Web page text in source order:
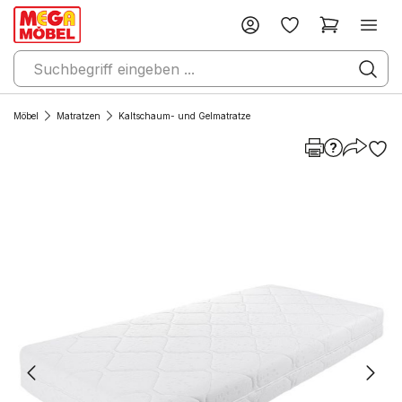
Möbel Matratzen Kaltschaum- und Gelmatratze